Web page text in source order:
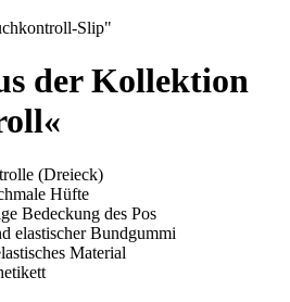
Slip"
der Kollektion
(Dreieck)
Hüfte
Bedeckung des Pos
elastischer Bundgummi
Material